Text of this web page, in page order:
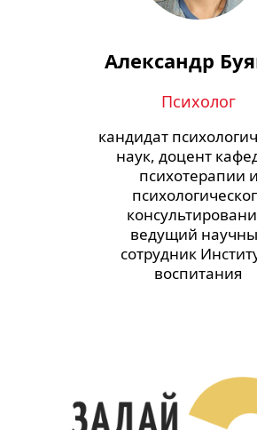
Александр
Психолог
кандидат
наук, доцент
психотерапии и
ведущий
сотрудник
воспитания